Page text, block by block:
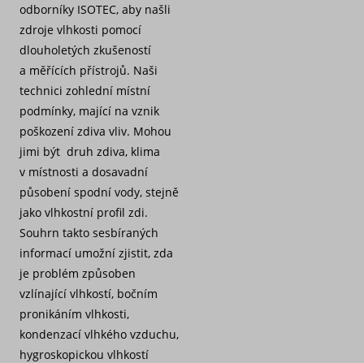
odborníky ISOTEC, aby našli
zdroje vlhkosti pomocí
dlouholetých zkušeností
a měřících přístrojů. Naši
technici zohlední místní
podmínky, mající na vznik
poškození zdiva vliv. Mohou
jimi být druh zdiva, klima
v místnosti a dosavadní
působení spodní vody, stejně
jako vlhkostní profil zdi.
Souhrn takto sesbíraných
informací umožní zjistit, zda
je problém způsoben
vzlínající vlhkostí, bočním
pronikáním vlhkosti,
kondenzací vlhkého vzduchu,
hygroskopickou vlhkostí